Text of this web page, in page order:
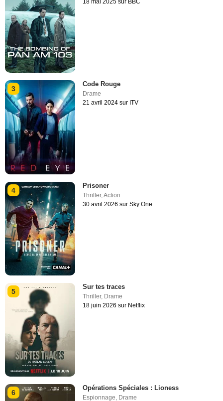
18 mai 2025 sur BBC
3
Code Rouge
Drame
21 avril 2024 sur ITV
4
Prisoner
Thriller,Action
30 avril 2026 sur Sky One
5
Sur tes traces
Thriller, Drame
18 juin 2026 sur Netflix
6
Opérations Spéciales : Lioness
Espionnage, Drame